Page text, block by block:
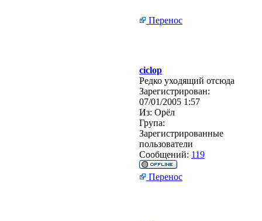
Перенос
ciclop
Редко уходящий отсюда
Зарегистрирован:
07/01/2005 1:57
Из: Орёл
Група:
Зарегистрированные
пользователи
Сообщений: 119
Перенос